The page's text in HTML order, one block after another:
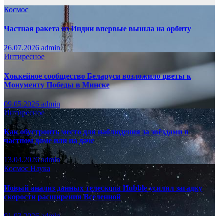
Космос
Частная ракета из Индии впервые вышла на орбиту
26.07.2026 admin
Интиресное
Хоккейное сообщество Беларуси возложило цветы к
Монументу Победы в Минске
09.05.2026 admin
Интиресное
Как обустроить место для наблюдения за звёздами в
частном доме или на даче
13.04.2026admin
Космос Наука
Новый анализ данных телескопа Hubble усилил загадку
скорости расширения Вселенной